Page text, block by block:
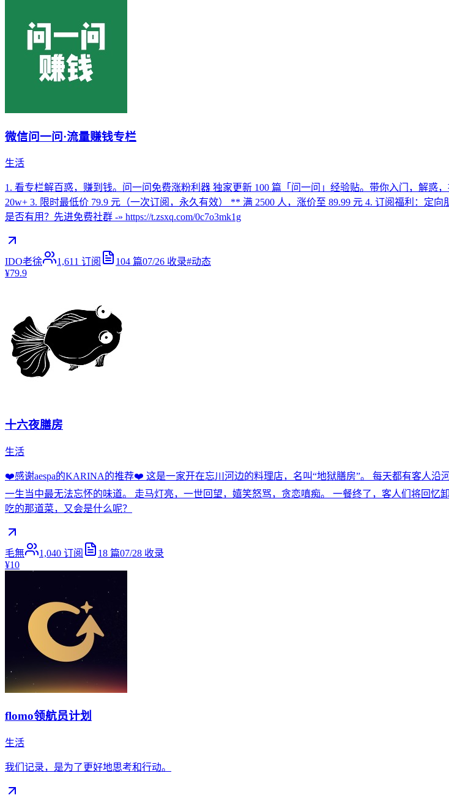
微信问一问·流量赚钱专栏
生活
1. 看专栏解百惑，赚到钱。问一问免费涨粉利器 独家更新 100 篇「问一问」经验贴。带你入门，解惑
20w+ 3. 限时最低价 79.9 元（一次订阅，永久有效） ** 满 2500 人，涨价至 89.99 元 4. 订阅福利：定
是否有用？先进免费社群 -» https://t.zsxq.com/0c7o3mk1g
IDO老徐 1,611 订阅 104 篇07/26 收录#动态
¥79.9
十六夜膳房
生活
❤️感谢aespa的KARINA的推荐❤️ 这是一家开在忘川河边的料理店，名叫“地狱膳房”。 每天都有客人
一生当中最无法忘怀的味道。 走马灯亮，一世回望，嬉笑怒骂，贪恋嗔痴。 一餐终了，客人们将回
吃的那道菜，又会是什么呢？
毛無 1,040 订阅 18 篇07/28 收录
¥10
flomo领航员计划
生活
我们记录，是为了更好地思考和行动。